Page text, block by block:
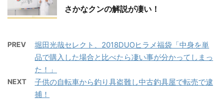
さかなクンの解説が凄い！
PREV
堀田光哉セレクト、2018DUOヒラメ福袋「中身を単
品で購入した場合と比べたら凄い事が分かってしまっ
た！」
NEXT
子供の自転車から釣り具盗難し中古釣具屋で転売で逮
捕！